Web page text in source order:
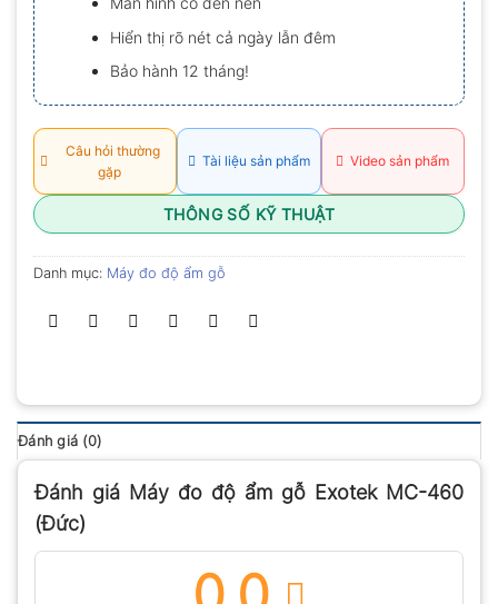
Hiển thị rõ nét cả ngày lẫn đêm
Bảo hành 12 tháng!
Câu hỏi thường
gặp
Tài liệu sản phẩm Video sản phẩm
THÔNG SỐ KỸ THUẬT
Danh mục: Máy đo độ ẩm gỗ
Đánh giá (0)
Đánh giá Máy đo độ ẩm gỗ Exotek MC-460
(Đức)